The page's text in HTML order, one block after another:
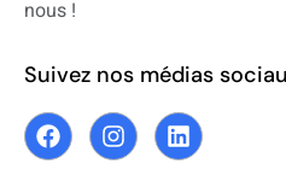
nous !
Suivez nos médias